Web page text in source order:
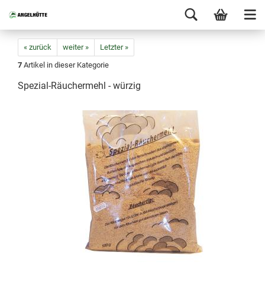
« zurück weiter »
Letzter »
7 Artikel in dieser Kategorie
Spezial-Räuchermehl - würzig